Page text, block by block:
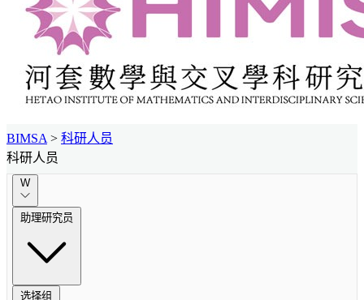
BIMSA > 科研人员
科研人员
W
助理研究员
选择组